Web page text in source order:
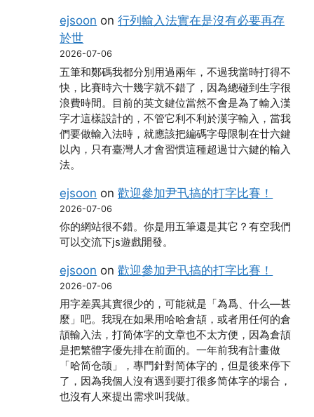
ejsoon on行列輸入法實在是沒有必要再存
於世
2026-07-06
五筆和鄭碼我都分別用過兩年，不過我當時打得不
快，比賽時六十幾字就不錯了，因為總碰到生字很
浪費時間。目前的英文鍵位當然不會是為了輸入漢
字才這樣設計的，不管它利不利於漢字輸入，當我
們要做輸入法時，就應該把編碼字母限制在廿六鍵
以內，只有臺灣人才會習慣這種超過廿六鍵的輸入
法。
ejsoon on歡迎參加尹卂搞的打字比賽！
2026-07-06
你的網站很不錯。你是用五筆還是其它？有空我們
可以交流下js遊戲開發。
ejsoon on歡迎參加尹卂搞的打字比賽！
2026-07-06
用字差異其實很少的，可能就是「為爲、什么―甚
麼」吧。我現在如果用哈哈倉頡，或者用任何的倉
頡輸入法，打简体字的文章也不太方便，因為倉頡
是把繁體字優先排在前面的。一年前我有計畫做
「哈简仓颉」，專門針對简体字的，但是後來停下
了，因為我個人沒有遇到要打很多简体字的場合，
也沒有人來提出需求叫我做。